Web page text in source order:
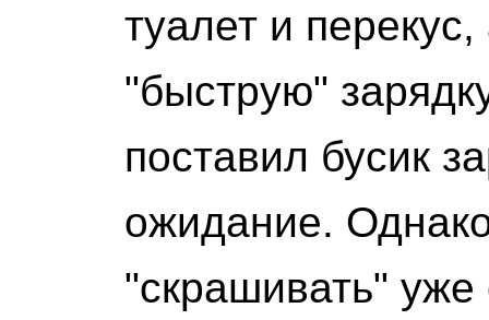
туалет и
"быструю"
поставил бусик
ожидание.
"скрашивать"